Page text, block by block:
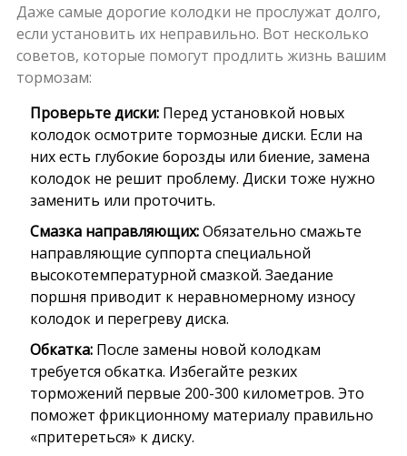
Даже самые дорогие колодки не прослужат долго,
если установить их неправильно. Вот несколько
советов, которые помогут продлить жизнь вашим
тормозам:
Проверьте диски:Перед установкой новых
колодок осмотрите тормозные диски. Если на
них есть глубокие борозды или биение, замена
колодок не решит проблему. Диски тоже нужно
заменить или проточить.
Смазка направляющих:Обязательно смажьте
направляющие суппорта специальной
высокотемпературной смазкой. Заедание
поршня приводит к неравномерному износу
колодок и перегреву диска.
Обкатка:После замены новой колодкам
требуется обкатка. Избегайте резких
торможений первые 200-300 километров. Это
поможет фрикционному материалу правильно
«притереться» к диску.